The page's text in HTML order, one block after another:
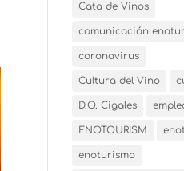
Cata de Vinos
comunicación
coronavirus
Cultura del Vino
D.O. Cigales
ENOTOURISM
enoturismo